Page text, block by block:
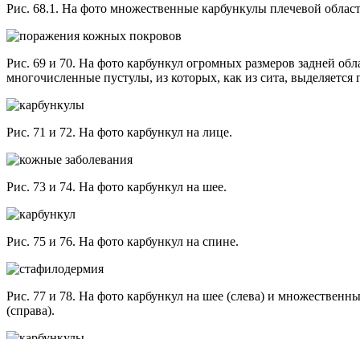
Рис. 68.1. На фото множественные карбункулы плечевой
Рис. 69 и 70. На фото карбункул огромных размеров задней
многочисленные пустулы, из которых, как из сита, выделяется
Рис. 71 и 72. На фото карбункул на лице.
Рис. 73 и 74. На фото карбункул на шее.
Рис. 75 и 76. На фото карбункул на спине.
Рис. 77 и 78. На фото карбункул на шее (слева) и
(справа).